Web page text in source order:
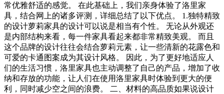
常优雅舒适的感觉。 在此基础上，我们亲身体验了洛里家
具，结合网上的诸多评测，详细总结了以下优点。 1.独特精致
的设计萝莉家具的设计可以说是相当有个性。 无论从外观还
是内部结构来看，每一件家具看起来都非常精致美观。 而且
这个品牌的设计往往会结合萝莉元素，让一些清新的花露色和
可爱的卡通图案成为其设计风格。 因此，为了更好地适应人
们的生活习惯，洛里家具也主动调整了自己的产品，增加了收
纳和存放的功能，让人们在使用洛里家具时体验到更大的便
利，同时减少空之间的浪费。 二、材料的高品质如果说设计